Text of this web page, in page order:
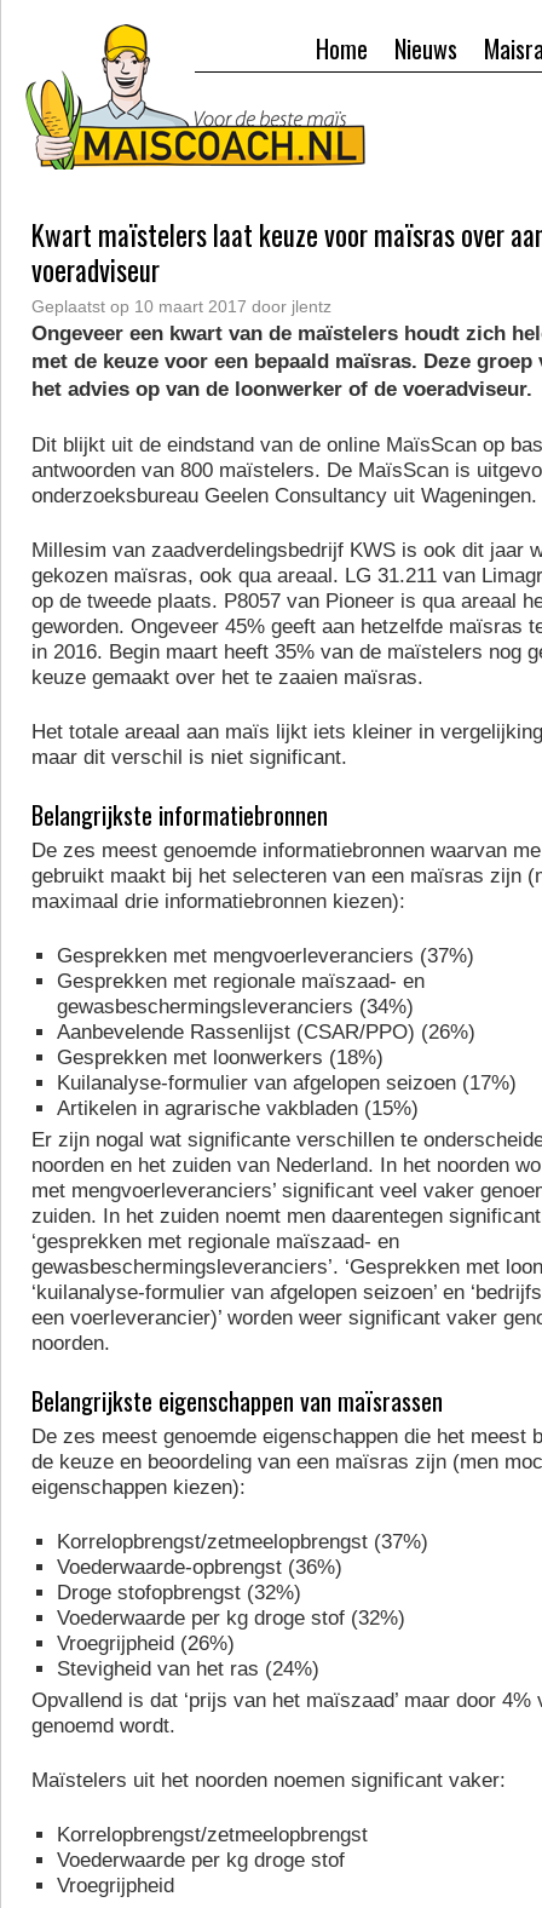
Nieuws
Home
Kwart maïstelers laat keuze voor maïsras over
voeradviseur
Geplaatst op 10 maart 2017 door jlentz
Ongeveer een kwart van de maïstelers houdt zich
met de keuze voor een bepaald maïsras. Deze
het advies op van de loonwerker of de voeradviseur.
Dit blijkt uit de eindstand van de online MaïsScan op
antwoorden van 800 maïstelers. De MaïsScan is
onderzoeksbureau Geelen Consultancy uit Wageningen.
Millesim van zaadverdelingsbedrijf KWS is ook dit jaar
gekozen maïsras, ook qua areaal. LG 31.211 van
op de tweede plaats. P8057 van Pioneer is qua areaal
geworden. Ongeveer 45% geeft aan hetzelfde maïsras
in 2016. Begin maart heeft 35% van de maïstelers nog
keuze gemaakt over het te zaaien maïsras.
Het totale areaal aan maïs lijkt iets kleiner in
maar dit verschil is niet significant.
Belangrijkste informatiebronnen
De zes meest genoemde informatiebronnen waarvan
gebruikt maakt bij het selecteren van een maïsras zijn
maximaal drie informatiebronnen kiezen):
Gesprekken met mengvoerleveranciers (37%)
Gesprekken met regionale maïszaad- en
gewasbeschermingsleveranciers (34%)
Aanbevelende Rassenlijst (CSAR/PPO) (26%)
Gesprekken met loonwerkers (18%)
Kuilanalyse-formulier van afgelopen seizoen (17%)
Artikelen in agrarische vakbladen (15%)
Er zijn nogal wat significante verschillen te
noorden en het zuiden van Nederland. In het noorden
met mengvoerleveranciers’ significant veel vaker
zuiden. In het zuiden noemt men daarentegen
‘gesprekken met regionale maïszaad- en
gewasbeschermingsleveranciers’. ‘Gesprekken met
‘kuilanalyse-formulier van afgelopen seizoen’ en
een voerleverancier)’ worden weer significant vaker
noorden.
Belangrijkste eigenschappen van maïsrassen
De zes meest genoemde eigenschappen die het meest
de keuze en beoordeling van een maïsras zijn (men
eigenschappen kiezen):
Korrelopbrengst/zetmeelopbrengst (37%)
Voederwaarde-opbrengst (36%)
Droge stofopbrengst (32%)
Voederwaarde per kg droge stof (32%)
Vroegrijpheid (26%)
Stevigheid van het ras (24%)
Opvallend is dat ‘prijs van het maïszaad’ maar door 4%
genoemd wordt.
Maïstelers uit het noorden noemen significant vaker:
Korrelopbrengst/zetmeelopbrengst
Voederwaarde per kg droge stof
Vroegrijpheid